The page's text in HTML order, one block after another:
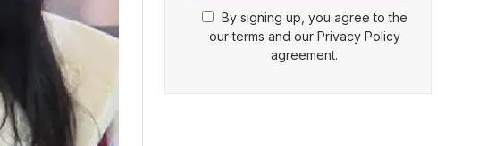
By signing up, you agree to the
our terms and our Privacy Policy
agreement.